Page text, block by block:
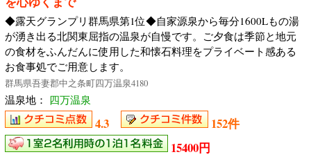
◆露天グランプリ群馬県第1位◆自家源泉から毎分1600Lもの湯
が湧き出る北関東屈指の温泉が自慢です。ご夕食は季節と地元
の食材をふんだんに使用した和懐石料理をプライベート感ある
お食事処でご用意します。
群馬県吾妻郡中之条町四万温泉4180
温泉地： 四万温泉
4.3
152件
15400円